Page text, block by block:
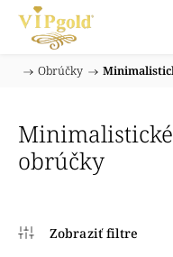
/ Obrúčky /
obrúčky